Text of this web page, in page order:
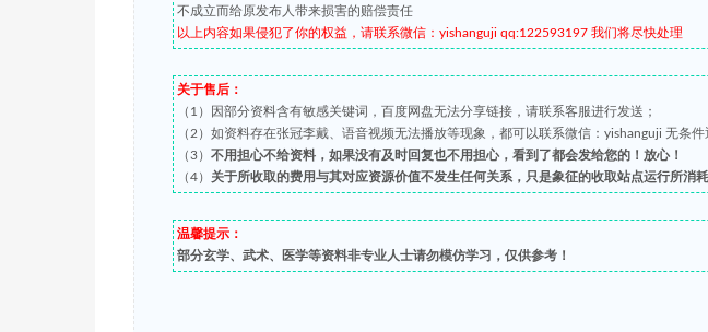
不成立而给原发布人带来损害的赔偿责任
以上内容如果侵犯了你的权益，请联系微信：yishanguji qq:122593197 我们将尽快处理
关于售后：
（1）因部分资料含有敏感关键词，百度网盘无法分享链接，请联系客服进行发送；
（2）如资料存在张冠李戴、语音视频无法播放等现象，都可以联系微信：yishanguji 无条件
（3） 不用担心不给资料，如果没有及时回复也不用担心，看到了都会发给您的！放心！
（4） 关于所收取的费用与其对应资源价值不发生任何关系，只是象征的收取站点运行所消
温馨提示：
部分玄学、武术、医学等资料非专业人士请勿模仿学习，仅供参考！